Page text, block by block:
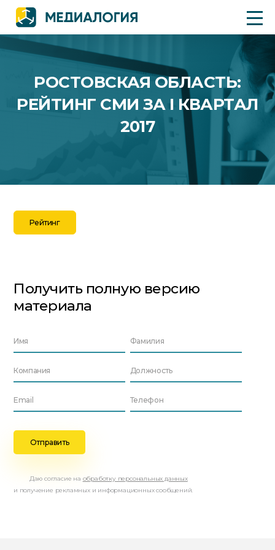
РОСТОВСКАЯ ОБЛАСТЬ:
РЕЙТИНГ СМИ ЗА I КВАРТАЛ
2017
Рейтинг
Получить полную версию
материала
Даю согласие на обработку персональных данных
и получение рекламных и информационных сообщений.